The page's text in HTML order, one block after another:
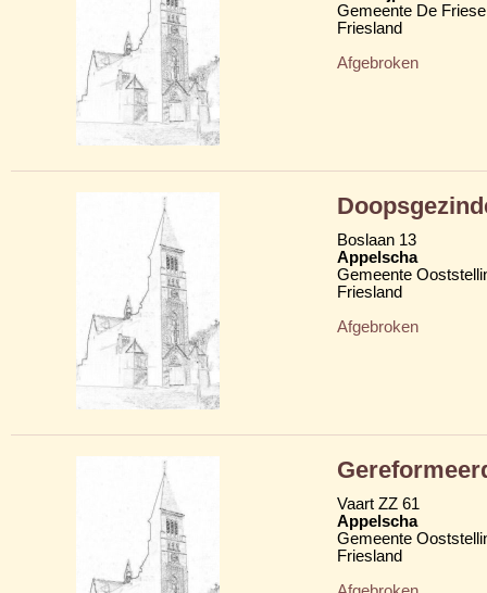
Gemeente De
Friesland
Afgebroken
Boslaan 13
Appelscha
Gemeente
Friesland
Afgebroken
Vaart ZZ 61
Appelscha
Gemeente
Friesland